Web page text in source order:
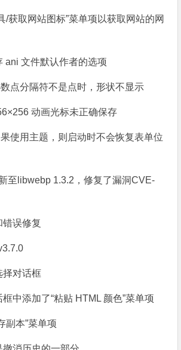
/获取网站图标”菜单项以获取网站的网
ani 文件默认作者的选项
点分隔符不是点时，形状不显示
动画光标未正确保存
使用主题，则启动时不会恢复表单位
至libwebp 1.3.2，修复了漏洞CVE-
错误修复
择对话框
中添加了“粘贴 HTML 颜色”菜单项
副本”菜单项